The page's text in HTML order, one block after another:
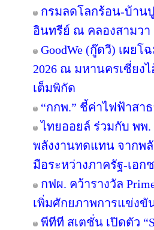
กรมลดโลกร้อน-บ้าน
อินทรีย์ ณ คลองสามวา
GoodWe (กู๊ดวี) เผยโ
2026 ณ มหานครเซี่ยง
เต็มพิกัด
“กกพ.” ชี้ค่าไฟฟ้าส
ไทยออยล์ ร่วมกับ พพ
พลังงานทดแทน จากพ
มือระหว่างภาครัฐ-เอก
กฟผ. คว้ารางวัล
เพิ่มศักยภาพการแข่งขั
พีทีที สเตชั่น เปิดตัว